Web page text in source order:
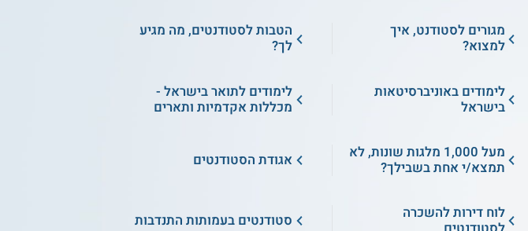
מגורים לסטודנט, איך
למצוא?
הטבות לסטודנטים, מה מגיע
לך?
לימודים באוניברסיטאות
בישראל
לימודים לתואר בישראל -
מכללות אקדמיות ותארים
מעל 1,000 מלגות שונות, לא
תמצא/י אחת בשבילך?
אגודת הסטודנטים
לוח דירות להשכרה
סטודנטים בעמותות התנדבות